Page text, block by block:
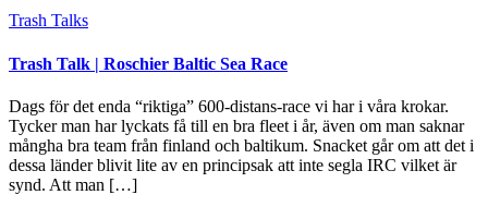
Trash Talks
Trash Talk | Roschier Baltic Sea Race
Dags för det enda “riktiga” 600-distans-race vi har i våra krokar.
Tycker man har lyckats få till en bra fleet i år, även om man saknar
mångha bra team från finland och baltikum. Snacket går om att det i
dessa länder blivit lite av en principsak att inte segla IRC vilket är
synd. Att man […]